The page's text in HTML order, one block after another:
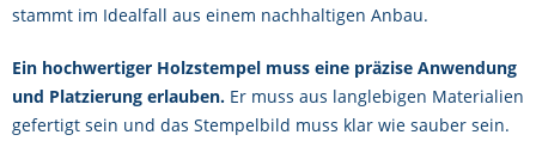
stammt im Idealfall aus einem nachhaltigen Anbau.
Ein hochwertiger Holzstempel muss eine präzise Anwendung
und Platzierung erlauben. Er muss aus langlebigen Materialien
gefertigt sein und das Stempelbild muss klar wie sauber sein.